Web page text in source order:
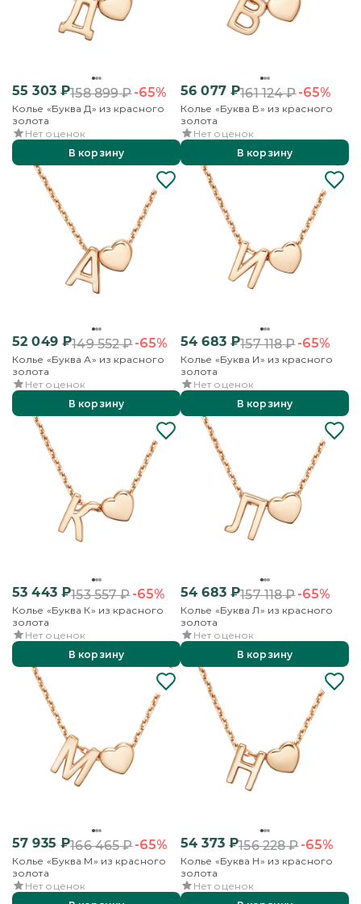
55 303₽158 899₽-65%
Колье «Буква Д» из красного
золота
Нет оценок
В корзину
56 077₽161 124₽-65%
Колье «Буква В» из красного
золота
Нет оценок
В корзину
52 049₽149 552₽-65%
Колье «Буква А» из красного
золота
Нет оценок
В корзину
54 683₽157 118₽-65%
Колье «Буква И» из красного
золота
Нет оценок
В корзину
53 443₽153 557₽-65%
Колье «Буква К» из красного
золота
Нет оценок
В корзину
54 683₽157 118₽-65%
Колье «Буква Л» из красного
золота
Нет оценок
В корзину
57 935 ₽166 465₽-65%
Колье «Буква М» из красного
золота
Нет оценок
54 373₽156 228₽-65%
Колье «Буква Н» из красного
золота
Нет оценок